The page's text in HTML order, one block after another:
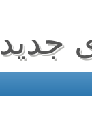
جدید